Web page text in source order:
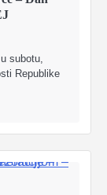
subotu,
Republike